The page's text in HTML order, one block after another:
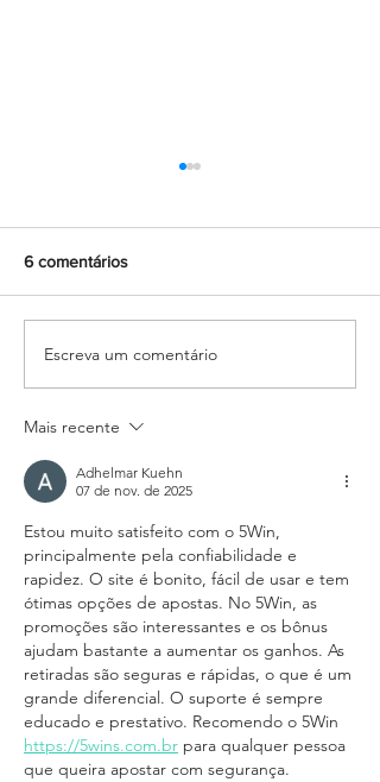
Formando grandes atletas:
no basquete no Rio de
6 comentários
Escreva um comentário
Mais recente
Adhelmar Kuehn
07 de nov. de 2025
Estou muito satisfeito com o 5Win,
principalmente pela confiabilidade e
rapidez. O site é bonito, fácil de usar e tem
ótimas opções de apostas. No 5Win, as
promoções são interessantes e os bônus
ajudam bastante a aumentar os ganhos. As
retiradas são seguras e rápidas, o que é um
grande diferencial. O suporte é sempre
educado e prestativo. Recomendo o 5Win
https://5wins.com.br para qualquer pessoa
que queira apostar com segurança.